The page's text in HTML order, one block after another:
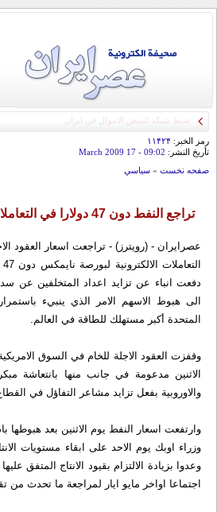
رمز الخبر: ۱۱۴۲۴
تأريخ النشر: 09:02
- 17 March 2009
صفحه نخست » سياسي
تراجع النفط دون 47 دولارا في التعاملات الالكترونية لنايمكس
عصرایران - (رويترز) - تراجعت اسعار العقود
دفعت انباء عن تزايد اعداد المتخلفين عن
الى هبوط الاسهم الامر الذي ينبيء
المتحدة أكبر مستهلك للطاقة في العالم.
وقفزت العقود الاجلة للخام في السوق
الاثنين مدعومة في جانب منها بانتعاشة
والاوروبية بفعل تزايد مشاعر التفاؤل في
وارتفعت اسعار النفط يوم الاثنين بعد هبوطها
وزراء اوبك يوم الاحد على ابقاء مستويات
وعدوا بزيادة الالتزام بقيود الانتاج المتفق
اجتماعا اواخر مايو ايار لمراجعة ما تحدث من